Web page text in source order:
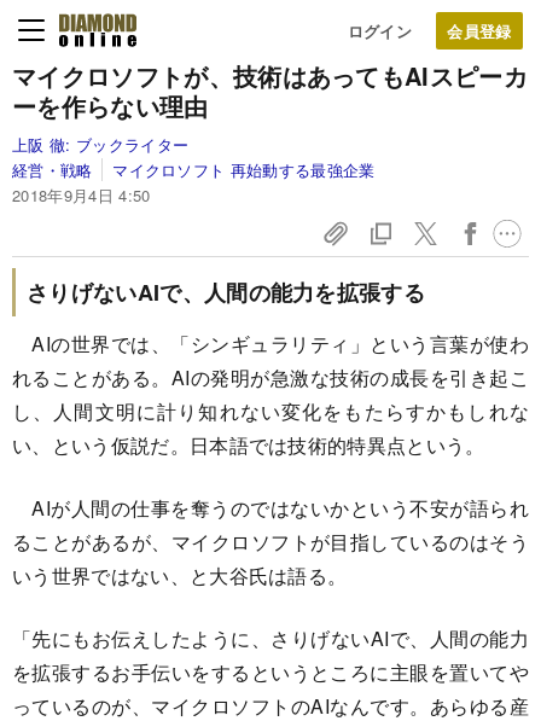
ログイン
マイクロソフトが、技術はあってもAIスピーカ
ーを作らない理由
上阪 徹: ブックライター
経営・戦略
マイクロソフト 再始動する最強企業
2018年9月4日 4:50
さりげないAIで、人間の能力を拡張する
AIの世界では、「シンギュラリティ」という言葉が使わ
れることがある。AIの発明が急激な技術の成長を引き起こ
し、人間文明に計り知れない変化をもたらすかもしれな
い、という仮説だ。日本語では技術的特異点という。
AIが人間の仕事を奪うのではないかという不安が語られ
ることがあるが、マイクロソフトが目指しているのはそう
いう世界ではない、と大谷氏は語る。
「先にもお伝えしたように、さりげないAIで、人間の能力
を拡張するお手伝いをするというところに主眼を置いてや
っているのが、マイクロソフトのAIなんです。あらゆる産